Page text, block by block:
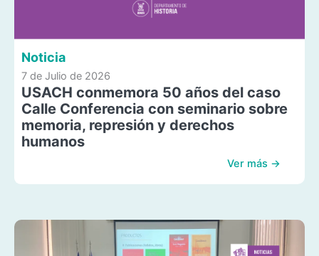
Noticia
7 de Julio de 2026
USACH conmemora 50 años del caso
Calle Conferencia con seminario sobre
memoria, represión y derechos
humanos
Ver más →